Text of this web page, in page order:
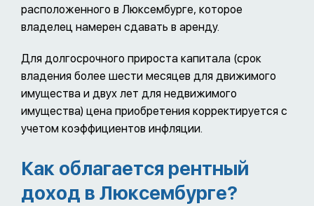
расположенного в Люксембурге, которое
владелец намерен сдавать в аренду.
Для долгосрочного прироста капитала (срок
владения более шести месяцев для движимого
имущества и двух лет для недвижимого
имущества) цена приобретения корректируется с
учетом коэффициентов инфляции.
Как облагается рентный
доход в Люксембурге?